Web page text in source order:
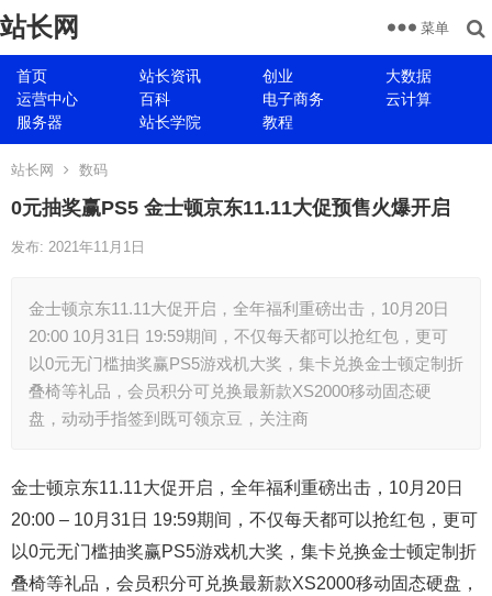
站长网
首页 站长资讯 创业
大数据
运营中心
百科 电子商务
云计算
服务器
站长学院 教程
菜单
站长网 数码
0元抽奖赢PS5 金士顿京东11.11大促预售火爆开启
发布: 2021年11月1日
金士顿京东11.11大促开启，全年福利重磅出击，10月20日
20:00 10月31日 19:59期间，不仅每天都可以抢红包，更可
以0元无门槛抽奖赢PS5游戏机大奖，集卡兑换金士顿定制折
叠椅等礼品，会员积分可兑换最新款XS2000移动固态硬
盘，动动手指签到既可领京豆，关注商
金士顿京东11.11大促开启，全年福利重磅出击，10月20日
20:00 – 10月31日 19:59期间，不仅每天都可以抢红包，更可
以0元无门槛抽奖赢PS5游戏机大奖，集卡兑换金士顿定制折
叠椅等礼品，会员积分可兑换最新款XS2000移动固态硬盘，